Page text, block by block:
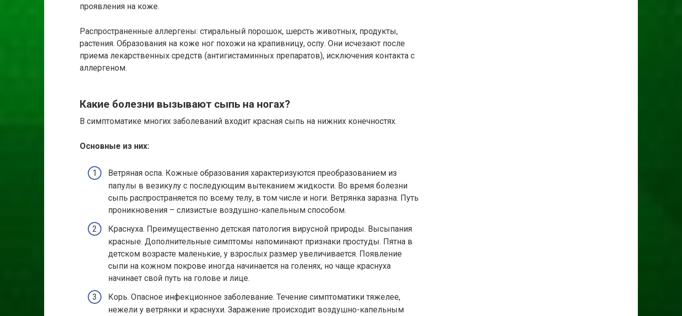
проявления на коже.
Распространенные аллергены: стиральный порошок, шерсть животных, продукты,
растения. Образования на коже ног похожи на крапивницу, оспу. Они исчезают после
приема лекарственных средств (антигистаминных препаратов), исключения контакта с
аллергеном.
Какие болезни вызывают сыпь на ногах?
В симптоматике многих заболеваний входит красная сыпь на нижних конечностях.
Основные из них:
Ветряная оспа. Кожные образования характеризуются преобразованием из
папулы в везикулу с последующим вытеканием жидкости. Во время болезни
сыпь распространяется по всему телу, в том числе и ноги. Ветрянка заразна. Путь
проникновения – слизистые воздушно-капельным способом.
Краснуха. Преимущественно детская патология вирусной природы. Высыпания
красные. Дополнительные симптомы напоминают признаки простуды. Пятна в
детском возрасте маленькие, у взрослых размер увеличивается. Появление
сыпи на кожном покрове иногда начинается на голенях, но чаще краснуха
начинает свой путь на голове и лице.
Корь. Опасное инфекционное заболевание. Течение симптоматики тяжелее,
нежели у ветрянки и краснухи. Заражение происходит воздушно-капельным